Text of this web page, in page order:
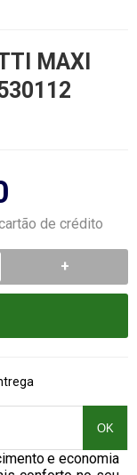
MAXI
de crédito
+
OK
e economia